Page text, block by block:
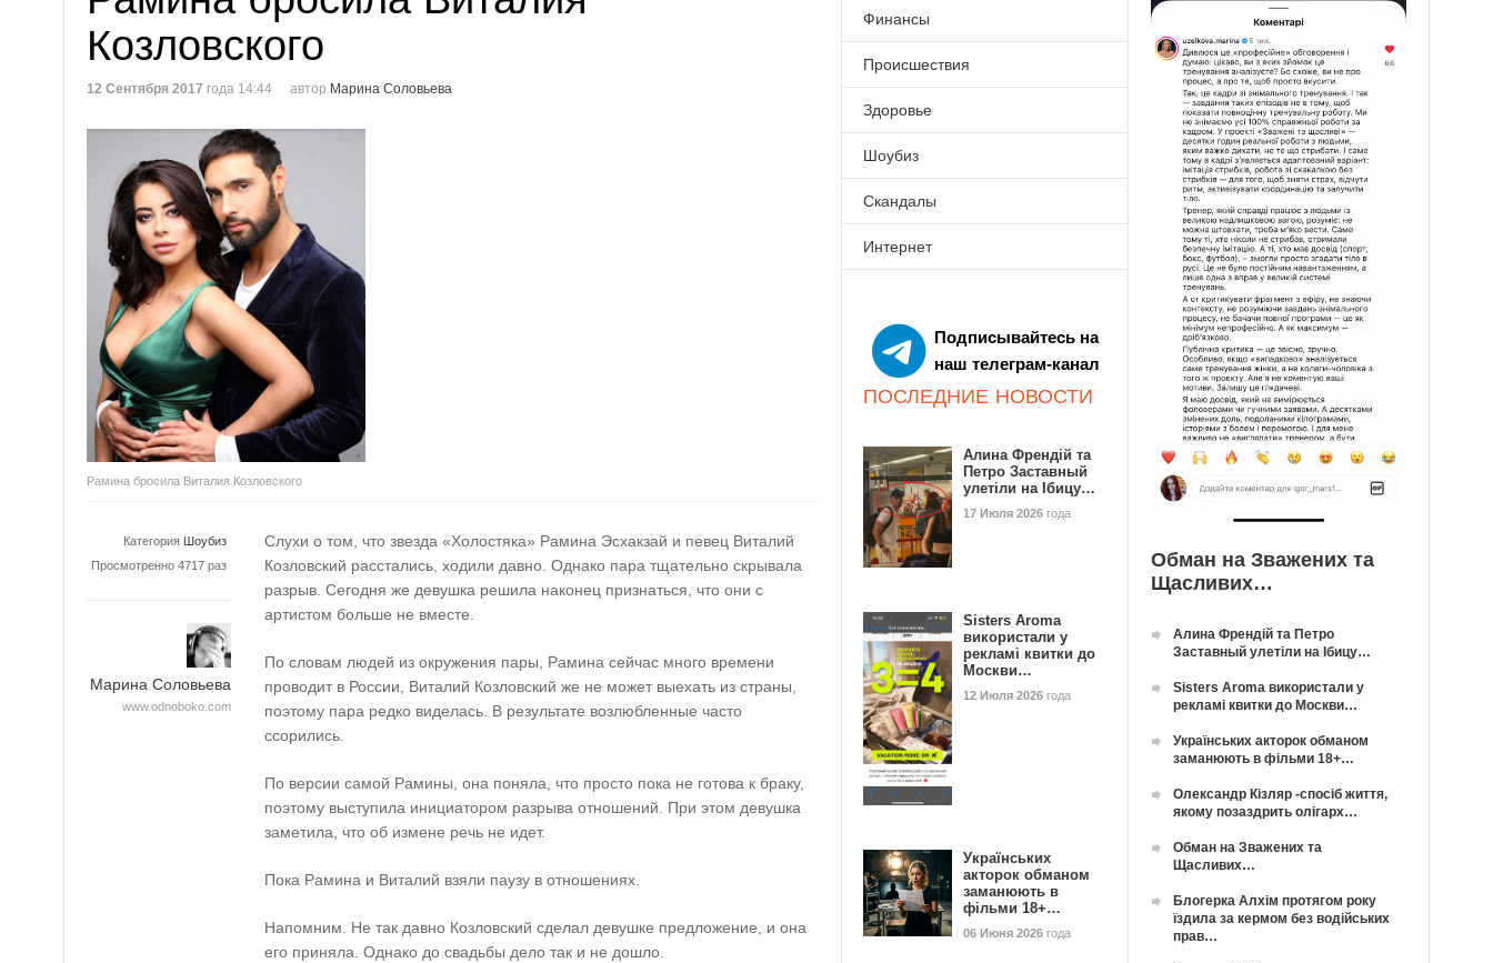
Козловского
12 Сентября 2017 года 14:44 автор Марина Соловьева
Рамина бросила Виталия Козловского
Категория Шоубиз
Просмотренно 4717 раз
Марина Соловьева
www.odnoboko.com
Слухи о том, что звезда «Холостяка» Рамина Эсхакзай и певец Виталий
Козловский расстались, ходили давно. Однако пара тщательно скрывала
разрыв. Сегодня же девушка решила наконец признаться, что они с
артистом больше не вместе.
По словам людей из окружения пары, Рамина сейчас много времени
проводит в России, Виталий Козловский же не может выехать из страны,
поэтому пара редко виделась. В результате возлюбленные часто
ссорились.
По версии самой Рамины, она поняла, что просто пока не готова к браку,
поэтому выступила инициатором разрыва отношений. При этом девушка
заметила, что об измене речь не идет.
Пока Рамина и Виталий взяли паузу в отношениях.
Напомним. Не так давно Козловский сделал девушке предложение, и она
его приняла. Однако до свадьбы дело так и не дошло.
Финансы
Происшествия
Здоровье
Шоубиз
Скандалы
Интернет
Подписывайтесь на
наш телеграм-канал
ПОСЛЕДНИЕ НОВОСТИ
Алина Френдій та
Петро Заставный
улетіли на Ібицу…
17 Июля 2026 года
Sisters Aroma
використали у
рекламі квитки до
Москви…
12 Июля 2026 года
Українських
акторок обманом
заманюють в
фільми 18+…
06 Июня 2026 года
Обман на Зважених та
Щасливих…
Алина Френдій та Петро
Заставный улетіли на Ібицу…
Sisters Aroma використали у
рекламі квитки до Москви…
Українських акторок обманом
заманюють в фільми 18+…
Олександр Кізляр -спосіб життя,
якому позаздрить олігарх…
Обман на Зважених та
Щасливих…
Блогерка Алхім протягом року
їздила за кермом без водійських
прав…